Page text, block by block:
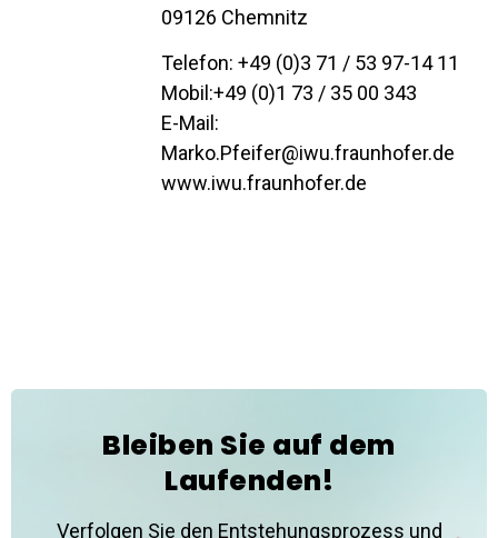
09126 Chemnitz
Telefon: +49 (0)3 71 / 53 97-14 11
Mobil:+49 (0)1 73 / 35 00 343
E-Mail:
Marko.Pfeifer@iwu.fraunhofer.de
www.iwu.fraunhofer.de
Bleiben Sie auf dem
Laufenden!
Verfolgen Sie den Entstehungsprozess und